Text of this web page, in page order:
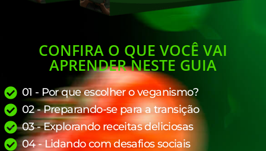
CONFIRA O QUE VOCÊ VAI
APRENDER NESTE GUIA
01 - Por que escolher o veganismo?
02 - Preparando-se para a transição
03 - Explorando receitas deliciosas
04 - Lidando com desafios sociais